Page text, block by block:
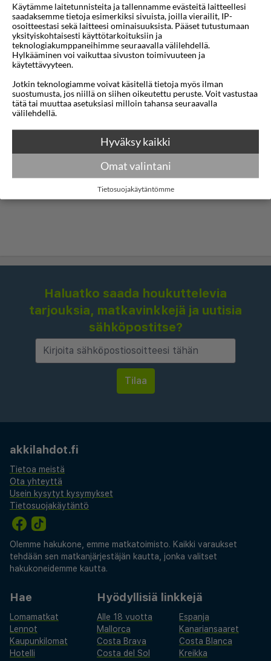
Kartta
Haluatko saada houkuttelevia
tarjouksia, matkavinkkejä ja uutisia
sähköpostitse?
akkilahdot.fi
Tietoa meistä
Ota yhteyttä
Usein kysytyt kysymykset
Tietosuojakäytäntö
Olemme hakukone, emme matkatoimisto. Kaikki varaukset
tehdään sen matkanjärjestäjän kautta, jonka valitset
hakukoneidemme kautta.
Hae
Lomamatkat
Lennot
Kaupunkilomat
Hotelli
Hyödyllisiä linkkejä
Alle 18 vuotta
Espanja
Mallorca
Kanariansaaret
Costa Brava
Costa Blanca
Costa del Sol
Kreikka
Käytämme laitetunnisteita ja tallennamme evästeitä laitteellesi
saadaksemme tietoja esimerkiksi sivuista, joilla vierailit, IP-
osoitteestasi sekä laitteesi ominaisuuksista. Pääset tutustumaan
yksityiskohtaisesti käyttötarkoituksiin ja
teknologiakumppaneihimme seuraavalla välilehdellä.
Hylkääminen voi vaikuttaa sivuston toimivuuteen ja
käytettävyyteen.
Jotkin teknologiamme voivat käsitellä tietoja myös ilman
suostumusta, jos niillä on siihen oikeutettu peruste. Voit vastustaa
tätä tai muuttaa asetuksiasi milloin tahansa seuraavalla
välilehdellä.
Hyväksy kaikki
Omat valintani
Tietosuojakäytäntömme